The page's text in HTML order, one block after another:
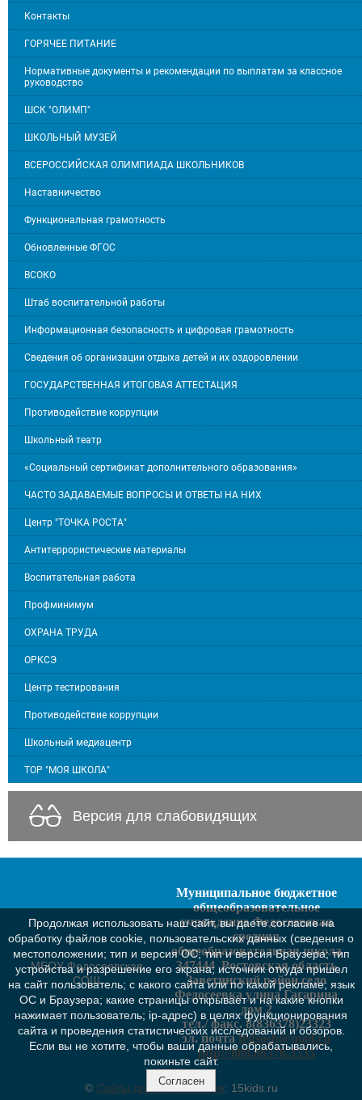
Контакты
ГОРЯЧЕЕ ПИТАНИЕ
Нормативные документы и рекомендации по выплатам за классное
руководство
ШСК "ОЛИМП"
ШКОЛЬНЫЙ МУЗЕЙ
ВСЕРОССИЙСКАЯ ОЛИМПИАДА ШКОЛЬНИКОВ
Наставничество
Функциональная грамотность
Обновленные ФГОС
ВСОКО
Штаб воспитательной работы
Информационная безопасность и цифровая грамотность
Сведения об организации отдыха детей и их оздоровлении
ГОСУДАРСТВЕННАЯ ИТОГОВАЯ АТТЕСТАЦИЯ
Противодействие коррупции
Школьный театр
«Социальный сертификат дополнительного образования»
ЧАСТО ЗАДАВАЕМЫЕ ВОПРОСЫ И ОТВЕТЫ НА НИХ
Центр "ТОЧКА РОСТА"
Антитеррористические материалы
Воспитательная работа
Профминимум
ОХРАНА ТРУДА
ОРКСЭ
Центр тестирования
Противодействие коррупции
Школьный медиацентр
ТОР "МОЯ ШКОЛА"
Версия для слабовидящих
МБОУ Федосеевская
СОШ
Муниципальное бюджетное
общеобразовательное
учреждение Федосеевская
средняя
общеобразовательная школа
347444 Ростовская область
Заветинский район село
Федосеевка улица Гагарина
дом 2
тел./ факс. 8(836378)23323
эл. почтаfedsosh@mail.ru
http://888.86378.3535
© Сайты для образования: 15kids.ru
Продолжая использовать наш сайт, вы даете согласие на
обработку файлов cookie, пользовательских данных (сведения о
местоположении; тип и версия ОС; тип и версия Браузера; тип
устройства и разрешение его экрана; источник откуда пришел
на сайт пользователь; с какого сайта или по какой рекламе; язык
ОС и Браузера; какие страницы открывает и на какие кнопки
нажимает пользователь; ip-адрес) в целях функционирования
сайта и проведения статистических исследований и обзоров.
Если вы не хотите, чтобы ваши данные обрабатывались,
покиньте сайт.
Согласен